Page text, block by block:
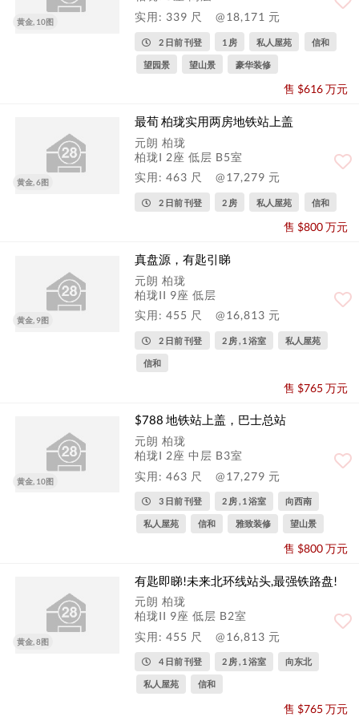
黄金, 10图
实用: 339 尺
@18,171 元
2 日前 刊登 1 房 私人屋苑 信和
望园景 望山景 豪华装修
售 $616 万元
黄金, 6图
最荀 柏珑实用两房地铁站上盖
元朗 柏珑
柏珑I 2座 低层 B5室
实用: 463 尺
@17,279 元
2 日前 刊登 2 房 私人屋苑 信和
售 $800 万元
黄金, 9图
真盘源，有匙引睇
元朗 柏珑
柏珑II 9座 低层
实用: 455 尺
@16,813 元
2 日前 刊登 2 房 , 1 浴室 私人屋苑
信和
售 $765 万元
黄金, 10图
$788 地铁站上盖，巴士总站
元朗 柏珑
柏珑I 2座 中层 B3室
实用: 463 尺
@17,279 元
3 日前 刊登 2 房 , 1 浴室 向西南
私人屋苑 信和 雅致装修 望山景
售 $800 万元
黄金, 8图
有匙即睇!未来北环线站头,最强铁路盘!
元朗 柏珑
柏珑II 9座 低层 B2室
实用: 455 尺
@16,813 元
4 日前 刊登 2 房 , 1 浴室 向东北
私人屋苑 信和
售 $765 万元